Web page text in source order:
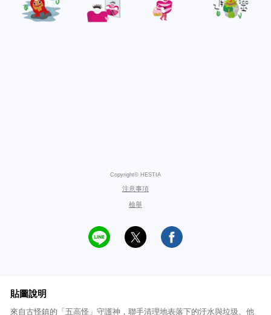
Copyright© HESTIA
注意事項
檢舉
貼圖說明
來自古怪鎮的「五高怪」守護神，聯手清理地表落下的汙水與垃圾。他